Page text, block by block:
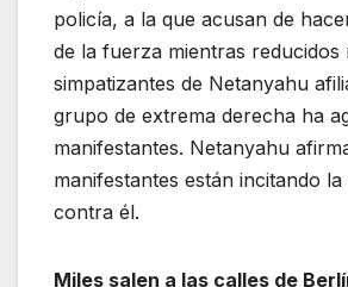
policía, a la que acusan de
de la fuerza mientras reducidos
simpatizantes de Netanyahu
grupo de extrema derecha ha
manifestantes. Netanyahu
manifestantes están incitando
contra él.
Miles salen a las calles de